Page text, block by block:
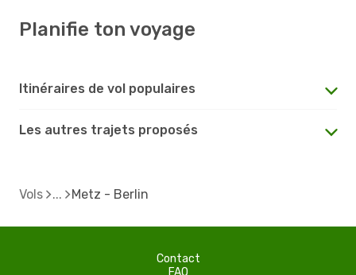
Planifie ton voyage
Itinéraires de vol populaires
Les autres trajets proposés
Vols Metz - Berlin
Contact
FAQ